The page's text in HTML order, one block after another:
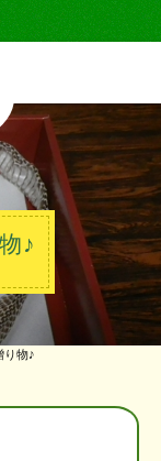
♪
り物♪